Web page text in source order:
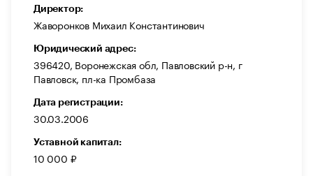
Директор:
Жаворонков Михаил Константинович
Юридический адрес:
396420, Воронежская обл, Павловский р-н, г
Павловск, пл-ка Промбаза
Дата регистрации:
30.03.2006
Уставной капитал:
10 000 ₽